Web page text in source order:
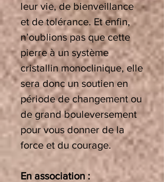
leur vie, de bienveillance
et de tolérance. Et enfin,
n’oublions pas que cette
pierre à un système
cristallin monoclinique, elle
sera donc un soutien en
période de changement ou
de grand bouleversement
pour vous donner de la
force et du courage.
En association :